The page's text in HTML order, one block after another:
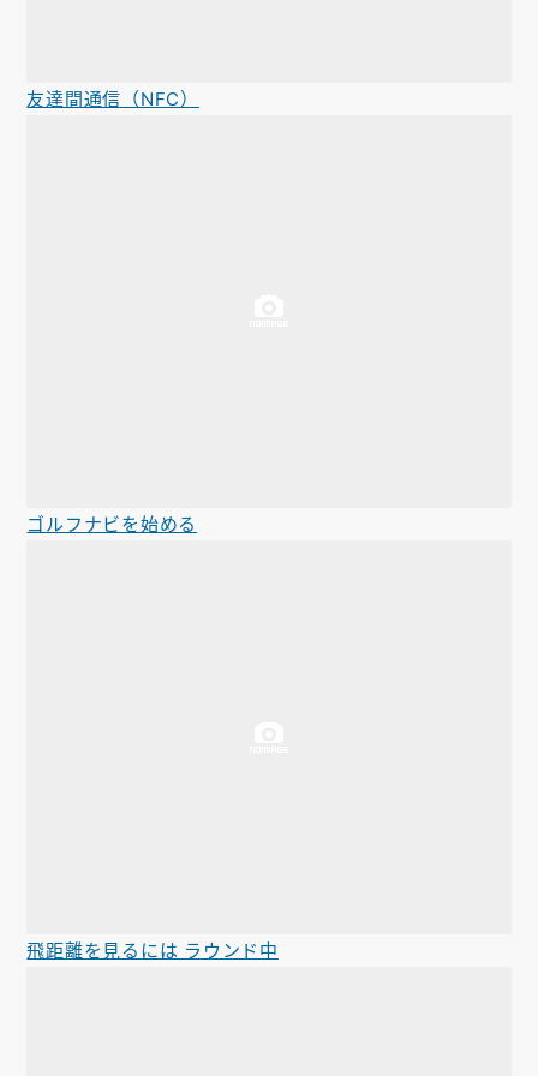
友達間通信（NFC）
ゴルフナビを始める
飛距離を見るには ラウンド中